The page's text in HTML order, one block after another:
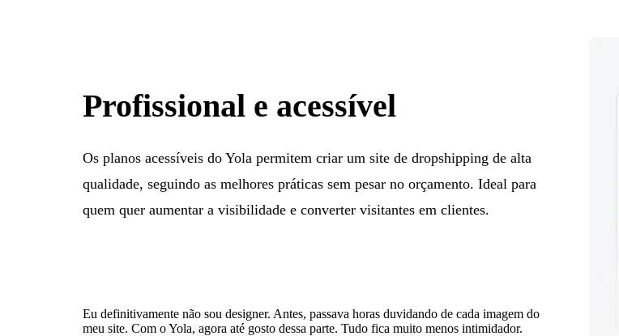
Profissional e acessível
Os planos acessíveis do Yola permitem criar um site de dropshipping de alta
qualidade, seguindo as melhores práticas sem pesar no orçamento. Ideal para
quem quer aumentar a visibilidade e converter visitantes em clientes.
Eu definitivamente não sou designer. Antes, passava horas duvidando de cada imagem do
meu site. Com o Yola, agora até gosto dessa parte. Tudo fica muito menos intimidador.